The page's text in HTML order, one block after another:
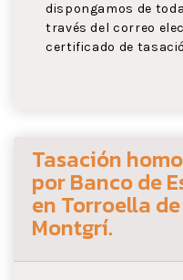
dispongamos de
través del correo
certificado de
Tasación
por Banco de
en Torroella de
Montgrí.